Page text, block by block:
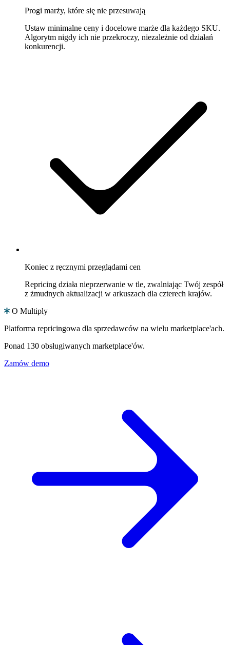
Progi marży, które się nie przesuwają
Ustaw minimalne ceny i docelowe marże dla każdego SKU.
Algorytm nigdy ich nie przekroczy, niezależnie od działań
konkurencji.
Koniec z ręcznymi przeglądami cen
Repricing działa nieprzerwanie w tle, zwalniając Twój zespół
z żmudnych aktualizacji w arkuszach dla czterech krajów.
O Multiply
Platforma repricingowa dla sprzedawców na wielu marketplace'ach.
Ponad 130 obsługiwanych marketplace'ów.
Zamów demo